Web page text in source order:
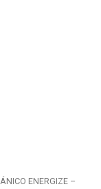
ENERGIZE –